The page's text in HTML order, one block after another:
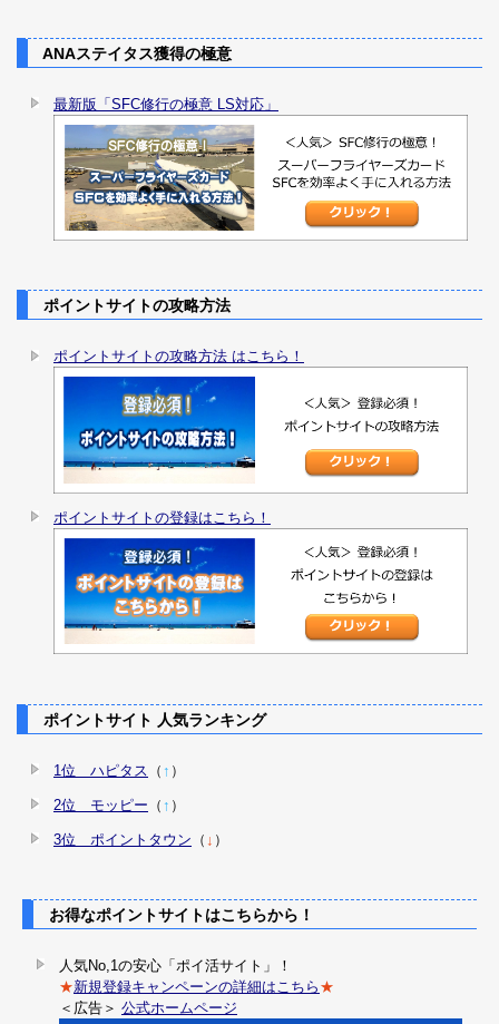
ANAステイタス獲得の極意
最新版「SFC修行の極意 LS対応」
ポイントサイトの攻略方法
ポイントサイトの攻略方法 はこちら！
ポイントサイトの登録はこちら！
ポイントサイト 人気ランキング
1位 ハピタス （ ↑ ）
2位 モッピー （ ↑ ）
3位 ポイントタウン （ ↓ ）
お得なポイントサイトはこちらから！
人気No,1の安心「ポイ活サイト」！
★新規登録キャンペーンの詳細はこちら ★
＜広告＞ 公式ホームページ